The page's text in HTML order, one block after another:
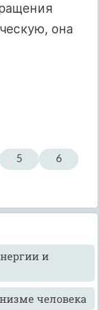
она
5
6
и
человека